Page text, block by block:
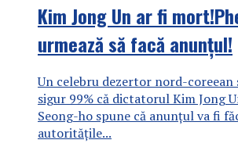
Kim Jong Un ar fi
urmează să facă anunțul!
Un celebru dezertor nord-coreean
sigur 99% că dictatorul Kim Jong
Seong-ho spune că anunţul va fi
autoritățile...